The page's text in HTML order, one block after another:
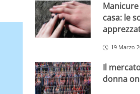
casa: le
19 Marzo
Il
donna